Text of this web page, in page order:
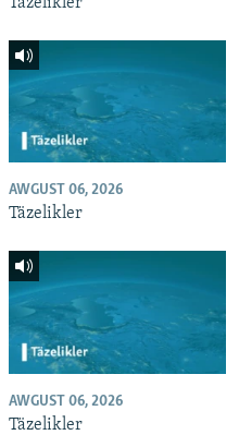
AWGUST 06, 2026
Täzelikler
AWGUST 06, 2026
Täzelikler